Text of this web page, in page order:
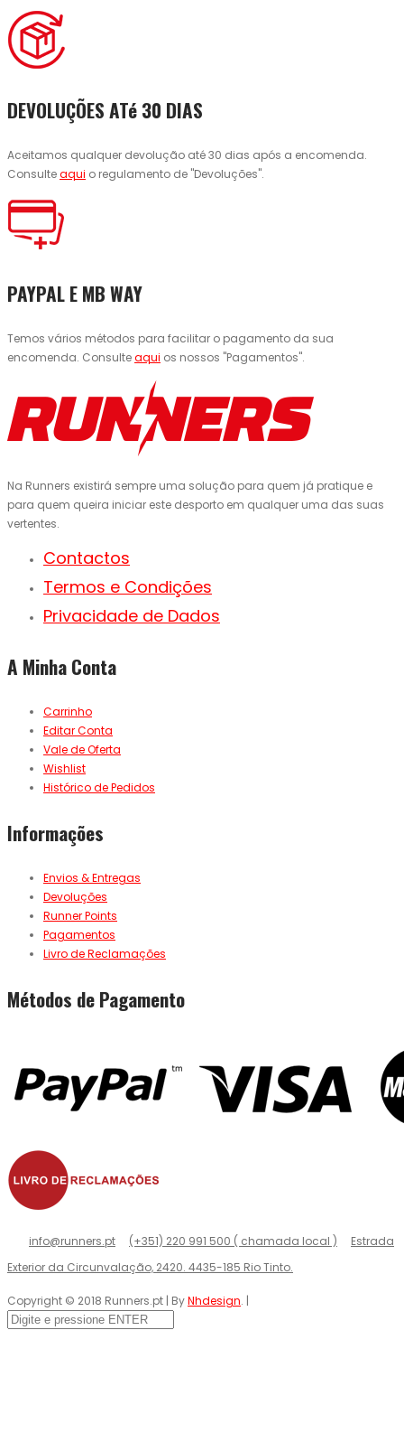
DEVOLUÇÕES ATé 30 DIAS
Aceitamos qualquer devolução até 30 dias após a encomenda.
Consulteaqui o regulamento de "Devoluções".
PAYPAL E MB WAY
Temos vários métodos para facilitar o pagamento da sua
encomenda. Consulteaqui os nossos "Pagamentos".
Na Runners existirá sempre uma solução para quem já pratique e
para quem queira iniciar este desporto em qualquer uma das suas
vertentes.
Contactos
Termos e Condições
Privacidade de Dados
A Minha Conta
Carrinho
Editar Conta
Vale de Oferta
Wishlist
Histórico de Pedidos
Informações
Envios & Entregas
Devoluções
Runner Points
Pagamentos
Livro de Reclamações
Métodos de Pagamento
info@runners.pt (+351) 220 991 500 ( chamada local )
Estrada
Exterior da Circunvalação, 2420. 4435-185 Rio Tinto.
Copyright © 2018 Runners.pt | ByNhdesign. |